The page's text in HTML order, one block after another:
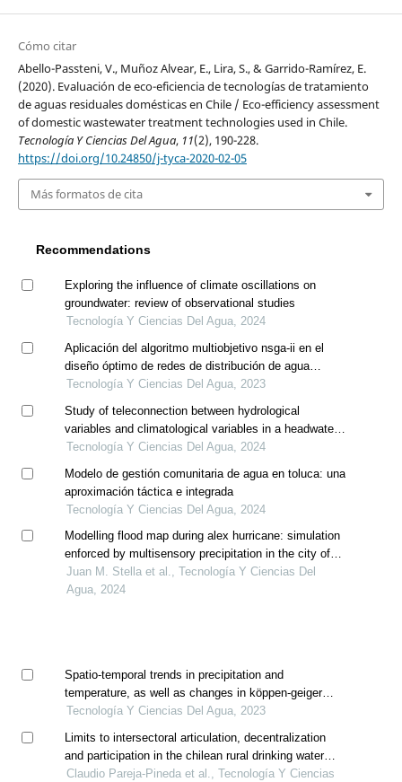
Cómo citar
Abello-Passteni, V., Muñoz Alvear, E., Lira, S., & Garrido-Ramírez, E.
(2020). Evaluación de eco-eficiencia de tecnologías de tratamiento
de aguas residuales domésticas en Chile / Eco-efficiency assessment
of domestic wastewater treatment technologies used in Chile.
Tecnología Y Ciencias Del Agua, 11(2), 190-228.
https://doi.org/10.24850/j-tyca-2020-02-05
Más formatos de cita
Recommendations
Exploring the influence of climate oscillations on
groundwater: review of observational studies
Tecnología Y Ciencias Del Agua, 2024
Aplicación del algoritmo multiobjetivo nsga-ii en el
diseño óptimo de redes de distribución de agua
potable. caso: ciudad de huancavelica, perú
Tecnología Y Ciencias Del Agua, 2023
Study of teleconnection between hydrological
variables and climatological variables in a headwater
basin of the maipo river for forecast model application
Tecnología Y Ciencias Del Agua, 2024
Modelo de gestión comunitaria de agua en toluca: una
aproximación táctica e integrada
Tecnología Y Ciencias Del Agua, 2024
Modelling flood map during alex hurricane: simulation
enforced by multisensory precipitation in the city of
monterrey, mexico
Juan M. Stella et al., Tecnología Y Ciencias Del
Agua, 2024
Spatio-temporal trends in precipitation and
temperature, as well as changes in köppen-geiger
climate classes in the sila river sub-basin, mexico
Tecnología Y Ciencias Del Agua, 2023
Limits to intersectoral articulation, decentralization
and participation in the chilean rural drinking water
policy
Claudio Pareja-Pineda et al., Tecnología Y Ciencias